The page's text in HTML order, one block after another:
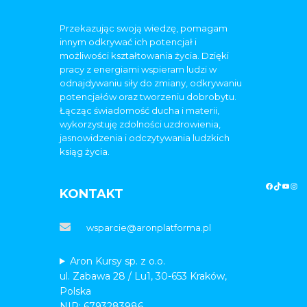
Przekazując swoją wiedzę, pomagam
innym odkrywać ich potencjał i
możliwości kształtowania życia. Dzięki
pracy z energiami wspieram ludzi w
odnajdywaniu siły do zmiany, odkrywaniu
potencjałów oraz tworzeniu dobrobytu.
Łącząc świadomość ducha i materii,
wykorzystuję zdolności uzdrowienia,
jasnowidzenia i odczytywania ludzkich
ksiąg życia.
KONTAKT
wsparcie@aronplatforma.pl
Aron Kursy sp. z o.o.
ul. Zabawa 28 / Lu1, 30-653 Kraków,
Polska